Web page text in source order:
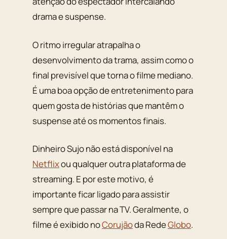
drama e suspense.
O ritmo irregular atrapalha o
desenvolvimento da trama, assim como o
final previsível que torna o filme mediano.
É uma boa opção de entretenimento para
quem gosta de histórias que mantêm o
suspense até os momentos finais.
Dinheiro Sujo não está disponível na
Netflixou qualquer outra plataforma de
streaming. E por este motivo, é
importante ficar ligado para assistir
sempre que passar na TV. Geralmente, o
filme é exibido noCorujãoda RedeGlobo.